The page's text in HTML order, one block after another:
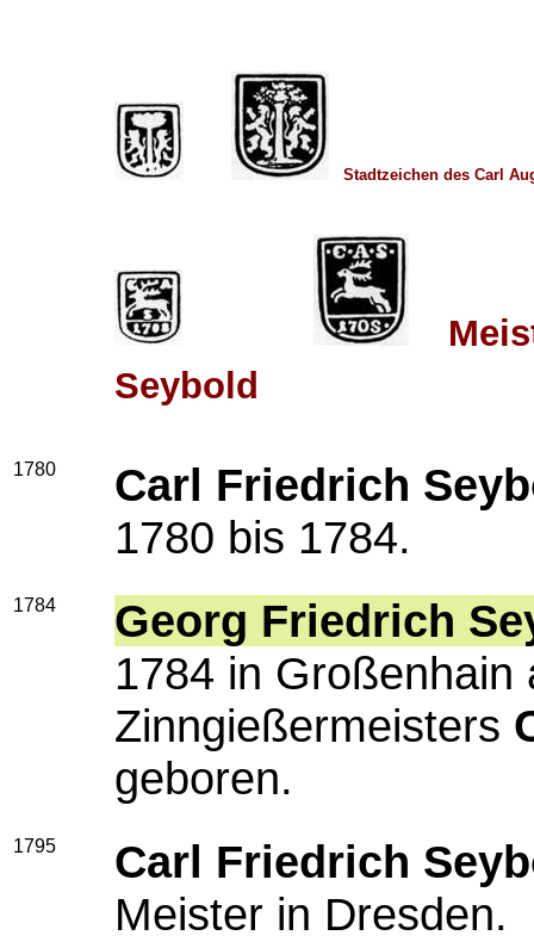
Stadtzeichen des Carl
Seybold
1780
Carl Friedrich
1780 bis 1784.
1784
Georg Friedrich
1784 in Großenhain
Zinngießermeisters
geboren.
1795
Carl Friedrich
Meister in Dresden.